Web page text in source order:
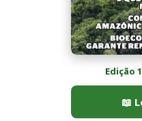
Edição
📖